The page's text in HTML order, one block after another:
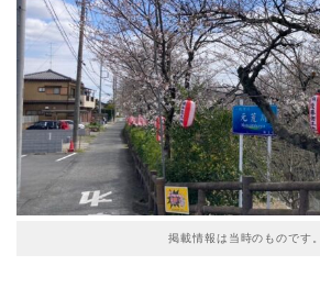
掲載情報は当時のものです。